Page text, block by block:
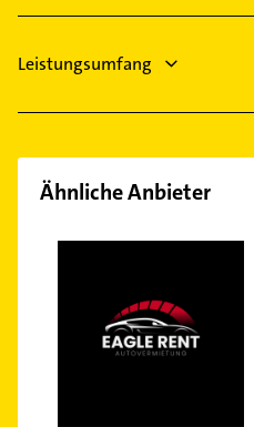
Leistungsumfang
Ähnliche Anbieter